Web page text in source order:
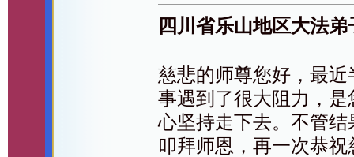
四川省乐山地区大法
慈悲的师尊您好，最
事遇到了很大阻力，
心坚持走下去。不管
叩拜师恩，再一次恭